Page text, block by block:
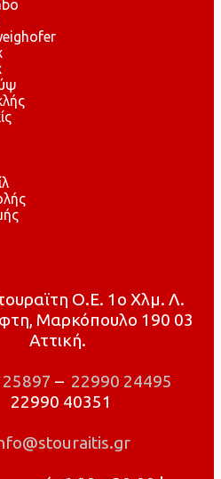
Ο.Ε. 1ο Χλμ. Λ.
Μαρκόπουλο 190 03
Αττική.
– 22990 24495
22990 40351